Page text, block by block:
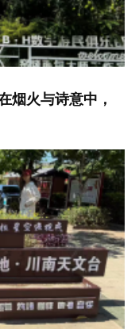
烟火与诗意中，